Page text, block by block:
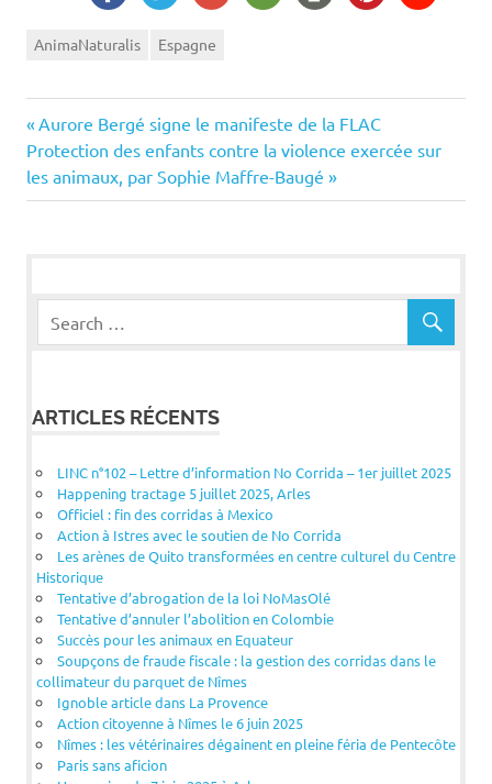
AnimaNaturalis Espagne
Navigation
de
Previous
Post:
Aurore Bergé signe le manifeste de la FLAC
Next
Post:
Protection des enfants contre la violence exercée sur
les animaux, par Sophie Maffre-Baugé
ARTICLES RÉCENTS
LINC n°102 – Lettre d’information No Corrida – 1er juillet 2025
Happening tractage 5 juillet 2025, Arles
Officiel : fin des corridas à Mexico
Action à Istres avec le soutien de No Corrida
Les arènes de Quito transformées en centre culturel du Centre
Historique
Tentative d’abrogation de la loi NoMasOlé
Tentative d’annuler l’abolition en Colombie
Succès pour les animaux en Equateur
Soupçons de fraude fiscale : la gestion des corridas dans le
collimateur du parquet de Nîmes
Ignoble article dans La Provence
Action citoyenne à Nîmes le 6 juin 2025
Nîmes : les vétérinaires dégainent en pleine féria de Pentecôte
Paris sans aficion